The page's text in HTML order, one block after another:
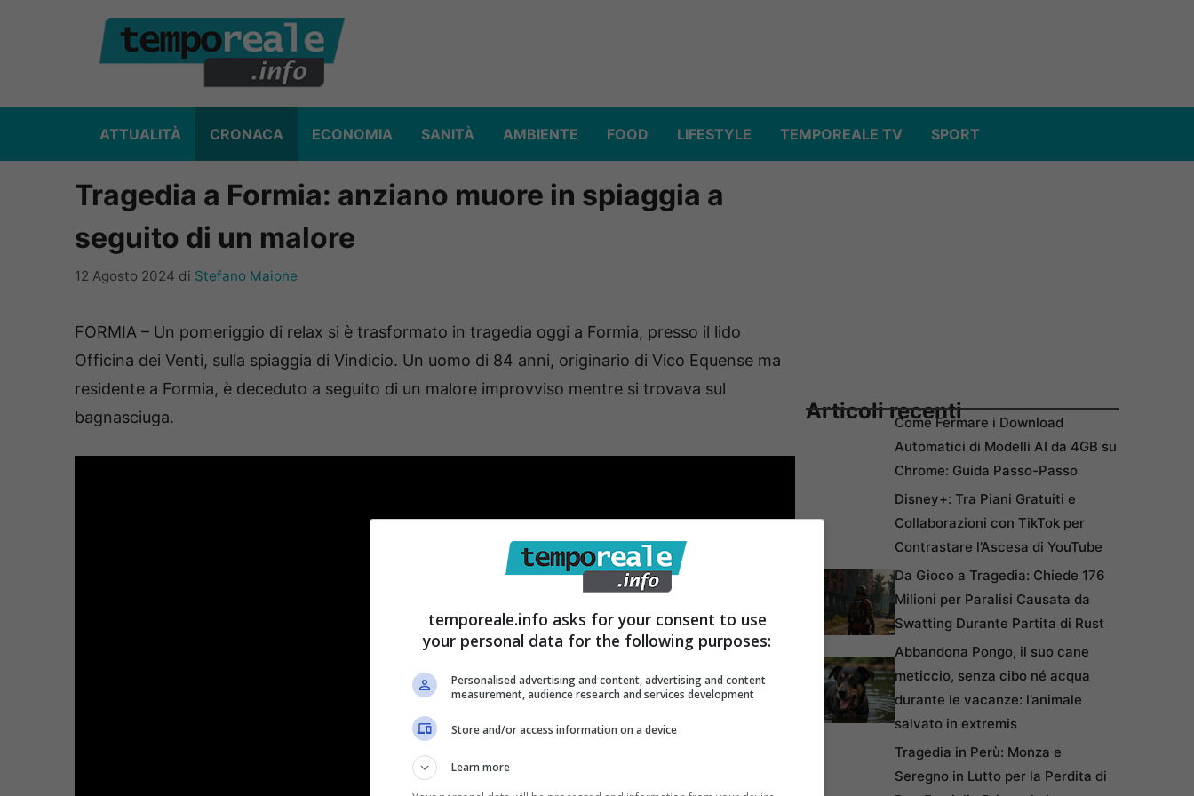
ATTUALITÀ CRONACA ECONOMIA SANITÀ AMBIENTE FOOD LIFESTYLE TEMPOREALE TV SPORT
Tragedia a Formia: anziano muore in spiaggia a
seguito di un malore
12 Agosto 2024 di Stefano Maione
FORMIA – Un pomeriggio di relax si è trasformato in tragedia oggi a Formia, presso il lido
Officina dei Venti, sulla spiaggia di Vindicio. Un uomo di 84 anni, originario di Vico Equense ma
residente a Formia, è deceduto a seguito di un malore improvviso mentre si trovava sul
bagnasciuga.
Articoli recentiCome Fermare i Download
Automatici di Modelli AI da 4GB su
Chrome: Guida Passo-Passo
Disney+: Tra Piani Gratuiti e
Collaborazioni con TikTok per
Contrastare l’Ascesa di YouTube
Da Gioco a Tragedia: Chiede 176
Milioni per Paralisi Causata da
Swatting Durante Partita di Rust
Abbandona Pongo, il suo cane
meticcio, senza cibo né acqua
durante le vacanze: l’animale
salvato in extremis
Tragedia in Perù: Monza e
Seregno in Lutto per la Perdita di
temporeale.info asks for your consent to use
your personal data for the following purposes:
Personalised advertising and content, advertising and content
measurement, audience research and services development
Store and/or access information on a device
Learn more